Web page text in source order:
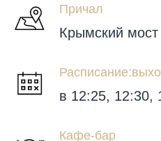
Причал
Крымский мост
в 12:25, 12:30,
Кафе-бар